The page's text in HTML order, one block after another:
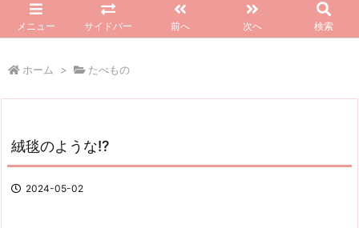
メニュー サイドバー 前へ 次へ 検索
ホーム > たべもの
絨毯のような!?
2024-05-02